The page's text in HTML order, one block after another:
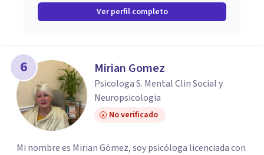
Ver perfil completo
6 Mirian Gomez
Psicologa S. Mental Clin Social y
Neuropsicologia
No verificado
Mi nombre es Mirian Gómez, soy psicóloga licenciada con